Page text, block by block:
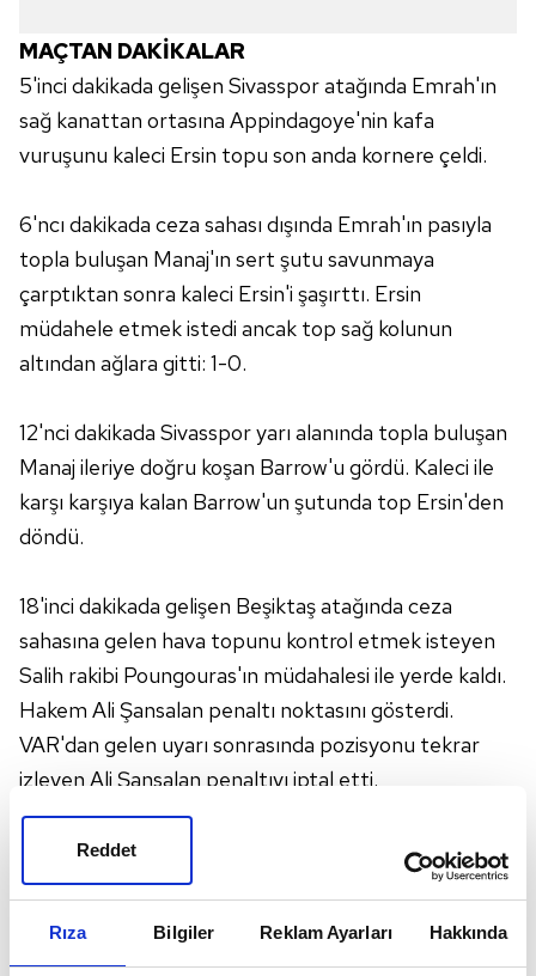
Rıza Bilgiler Reklam Ayarları Hakkında
Reddet
MAÇTAN DAKİKALAR
5'inci dakikada gelişen Sivasspor atağında Emrah'ın
sağ kanattan ortasına Appindagoye'nin kafa
vuruşunu kaleci Ersin topu son anda kornere çeldi.
6'ncı dakikada ceza sahası dışında Emrah'ın pasıyla
topla buluşan Manaj'ın sert şutu savunmaya
çarptıktan sonra kaleci Ersin'i şaşırttı. Ersin
müdahele etmek istedi ancak top sağ kolunun
altından ağlara gitti: 1-0.
12'nci dakikada Sivasspor yarı alanında topla buluşan
Manaj ileriye doğru koşan Barrow'u gördü. Kaleci ile
karşı karşıya kalan Barrow'un şutunda top Ersin'den
döndü.
18'inci dakikada gelişen Beşiktaş atağında ceza
sahasına gelen hava topunu kontrol etmek isteyen
Salih rakibi Poungouras'ın müdahalesi ile yerde kaldı.
Hakem Ali Şansalan penaltı noktasını gösterdi.
VAR'dan gelen uyarı sonrasında pozisyonu tekrar
izleyen Ali Şansalan penaltıyı iptal etti.
41'inci dakikada yay üzerinde topla buluşan Manaj'ın
sol ayağının üstüyle sağ köşeye yerden düzgün